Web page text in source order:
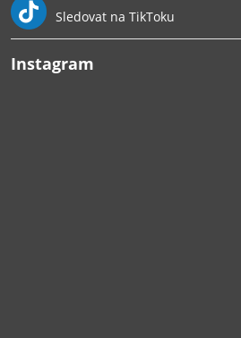
Sledovat na TikToku
Instagram